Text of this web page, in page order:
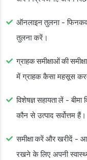
ऑनलाइन तुलना-
तुलना करें।
ग्राहक समीक्षाओं की
में ग्राहक कैसा महसूस
विशेषज्ञ सहायता लें - बीमा
कौन से उत्पाद सर्वोत्तम हैं।
समीक्षा करें और खरीदें -
रखने के लिए अपनी स्वास्थ्य